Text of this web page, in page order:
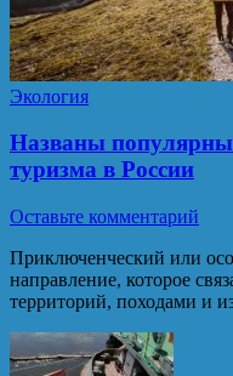
Экология
Названы
туризма в России
Оставьте комментарий
Приключенческий или
направление, которое
территорий, походами и